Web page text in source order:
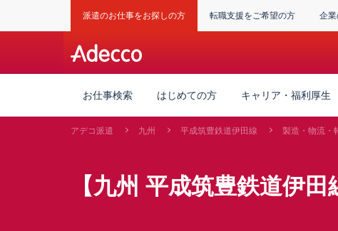
派遣のお仕事をお探しの方 転職支援をご希望の方 企
お仕事検索 はじめての方 キャリア・福利厚生
アデコ派遣 九州 平成筑豊鉄道伊田線 製造・物流・
【九州 平成筑豊鉄道伊